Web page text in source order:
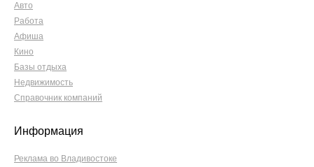
Авто
Работа
Афиша
Кино
Базы отдыха
Недвижимость
Справочник компаний
Информация
Реклама во Владивостоке